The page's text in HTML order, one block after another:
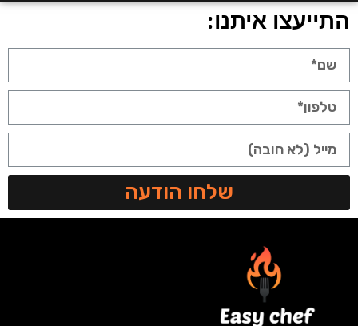
התייעצו איתנו:
שלחו הודעה